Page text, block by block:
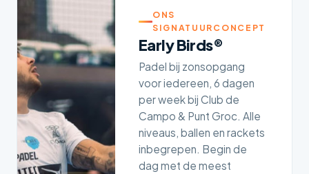
ONS
SIGNATUURCONCEPT
Early Birds®
Padel bij zonsopgang
voor iedereen, 6 dagen
per week bij Club de
Campo & Punt Groc. Alle
niveaus, ballen en rackets
inbegrepen. Begin de
dag met de meest